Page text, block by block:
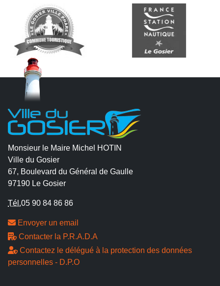
Monsieur le Maire Michel HOTIN
Ville du Gosier
67, Boulevard du Général de Gaulle
97190 Le Gosier
Tél.05 90 84 86 86
Envoyer un email
Contacter la P.R.A.D.A
Contactez le délégué à la protection des données
personnelles - D.P.O